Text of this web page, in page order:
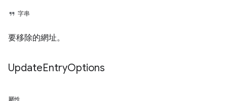
字串
要移除的網址。
UpdateEntryOptions
屬性